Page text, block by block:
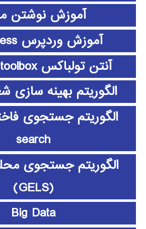
آموزش نوشتن
آموزش وردپرس wordpress
آنتن تولباکس antenna toolbox
الگوریتم بهینه سازی
search
الگوریتم جستجوی
(GELS)
Big Data